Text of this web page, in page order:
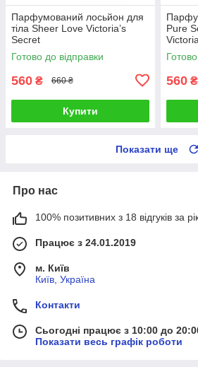
Парфумований лосьйон для
тіла Sheer Love Victoria’s
Secret
Готово до відправки
560 ₴ 660 ₴
Купити
Pure
560 ₴
Показати ще
Про нас
100% позитивних з 18 відгуків за
Працює з 24.01.2019
м. Київ
Київ, Україна
Контакти
Сьогодні працює з 10:00 до
Показати весь графік роботи